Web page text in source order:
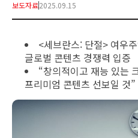
보도자료2025.09.15
<세브란스: 단절> 여우
글로벌 콘텐츠 경쟁력 입증
“창의적이고 재능 있는
프리미엄 콘텐츠 선보일 것”